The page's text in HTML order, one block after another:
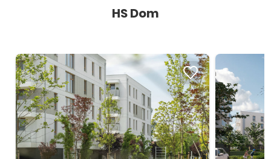
HS Dom